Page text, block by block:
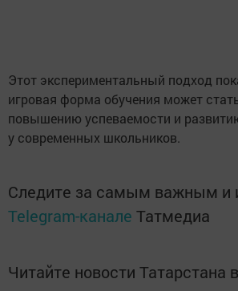
Этот экспериментальный подход
игровая форма обучения может
повышению успеваемости и
у современных школьников.
Следите за самым важным и
Telegram-канале Татмедиа
Читайте новости Татарстана в